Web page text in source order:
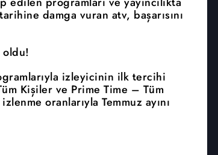
damga vuran atv, başarısını
oldu!
izleyicinin ilk tercihi
Kişiler ve Prime Time – Tüm
oranlarıyla Temmuz ayını